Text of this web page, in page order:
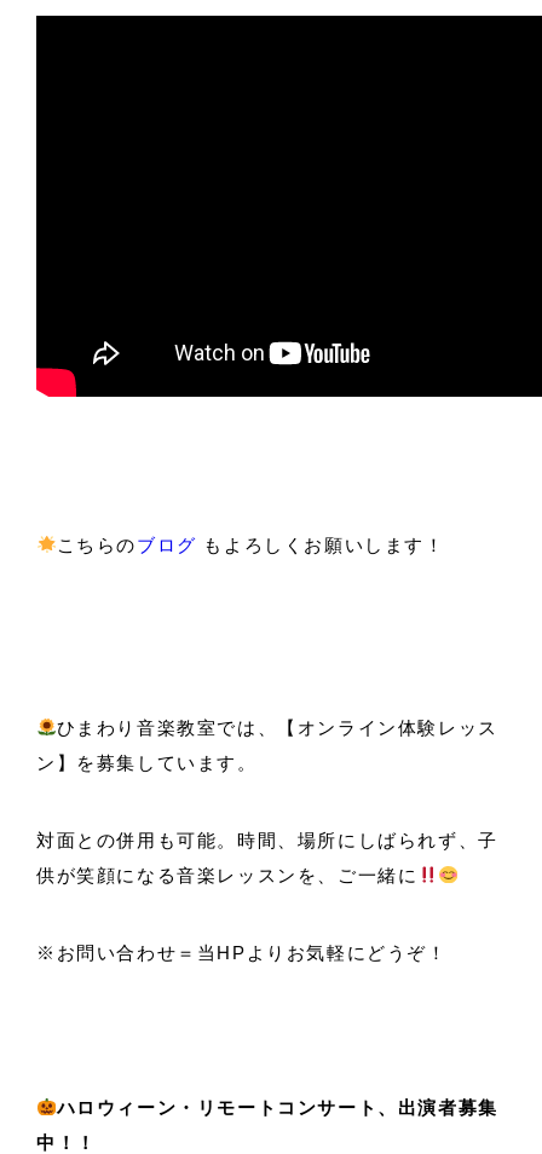
こちらのブログ もよろしくお願いします！
ひまわり音楽教室では、【オンライン体験レッス
ン】を募集しています。
対面との併用も可能。時間、場所にしばられず、子
供が笑顔になる音楽レッスンを、ご一緒に
※お問い合わせ＝当HPよりお気軽にどうぞ！
ハロウィーン・リモートコンサート、出演者募集
中！！